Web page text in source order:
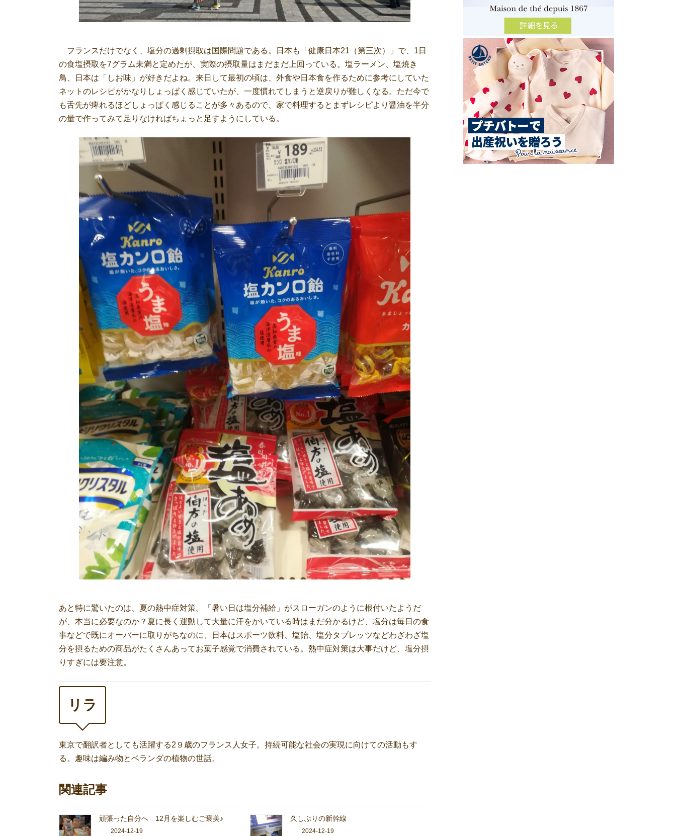
フランスだけでなく、塩分の過剰摂取は国際問題である。日本も「健康日本21（第三次）」で、1日
の食塩摂取を7グラム未満と定めたが、実際の摂取量はまだまだ上回っている。塩ラーメン、塩焼き
鳥、日本は「しお味」が好きだよね。来日して最初の頃は、外食や日本食を作るために参考にしていた
ネットのレシピがかなりしょっぱく感じていたが、一度慣れてしまうと逆戻りが難しくなる。ただ今で
も舌先が痺れるほどしょっぱく感じることが多々あるので、家で料理するとまずレシピより醤油を半分
の量で作ってみて足りなければちょっと足すようにしている。
あと特に驚いたのは、夏の熱中症対策。「暑い日は塩分補給」がスローガンのように根付いたようだ
が、本当に必要なのか？夏に長く運動して大量に汗をかいている時はまだ分かるけど、塩分は毎日の食
事などで既にオーバーに取りがちなのに、日本はスポーツ飲料、塩飴、塩分タブレッツなどわざわざ塩
分を摂るための商品がたくさんあってお菓子感覚で消費されている。熱中症対策は大事だけど、塩分摂
りすぎには要注意。
リラ
東京で翻訳者としても活躍する2９歳のフランス人女子。持続可能な社会の実現に向けての活動もす
る。趣味は編み物とベランダの植物の世話。
関連記事
頑張った自分へ 12月を楽しむご褒美♪
2024-12-19
久しぶりの新幹線
2024-12-19